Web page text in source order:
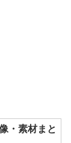
・素材まと